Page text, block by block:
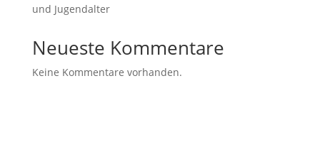
und Jugendalter
Neueste Kommentare
Keine Kommentare vorhanden.